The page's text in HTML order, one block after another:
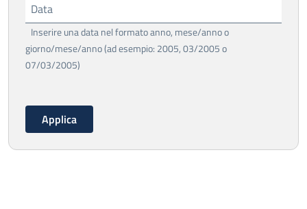
Data
Inserire una data nel formato anno, mese/anno o
giorno/mese/anno (ad esempio: 2005, 03/2005 o
07/03/2005)